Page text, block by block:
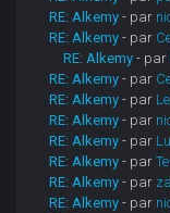
RE: Alkemy - par
RE: Alkemy - par
RE: Alkemy - par
RE: Alkemy - par
RE: Alkemy - par
RE: Alkemy - par
RE: Alkemy - par
RE: Alkemy - par
RE: Alkemy - par
RE: Alkemy - par